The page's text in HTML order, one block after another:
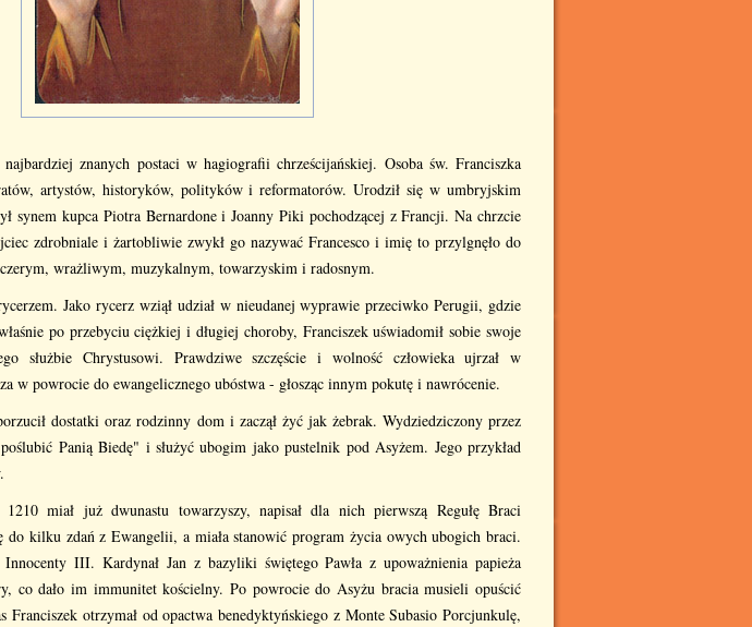
znanych postaci w hagiografii chrześcijańskiej. Osoba św. Franciszka
artystów, historyków, polityków i reformatorów. Urodził się w umbryjskim
synem kupca Piotra Bernardone i Joanny Piki pochodzącej z Francji. Na chrzcie
zdrobniale i żartobliwie zwykł go nazywać Francesco i imię to przylgnęło do
wrażliwym, muzykalnym, towarzyskim i radosnym.
Jako rycerz wziął udział w nieudanej wyprawie przeciwko Perugii, gdzie
po przebyciu ciężkiej i długiej choroby, Franciszek uświadomił sobie swoje
służbie Chrystusowi. Prawdziwe szczęście i wolność człowieka ujrzał w
w powrocie do ewangelicznego ubóstwa - głosząc innym pokutę i nawrócenie.
dostatki oraz rodzinny dom i zaczął żyć jak żebrak. Wydziedziczony przez
Panią Biedę" i służyć ubogim jako pustelnik pod Asyżem. Jego przykład
miał już dwunastu towarzyszy, napisał dla nich pierwszą Regułę Braci
do kilku zdań z Ewangelii, a miała stanowić program życia owych ubogich braci.
Innocenty III. Kardynał Jan z bazyliki świętego Pawła z upoważnienia papieża
co dało im immunitet kościelny. Po powrocie do Asyżu bracia musieli opuścić
Franciszek otrzymał od opactwa benedyktyńskiego z Monte Subasio Porcjunkulę,